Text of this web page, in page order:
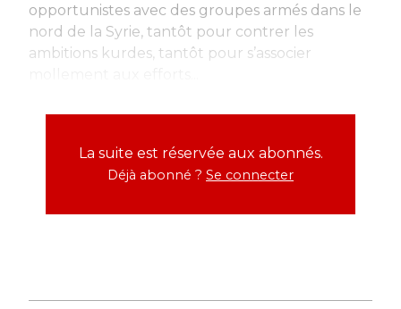
opportunistes avec des groupes armés dans le
nord de la Syrie, tantôt pour contrer les
ambitions kurdes, tantôt pour s’associer
La suite est réservée aux abonnés.
Déjà abonné ? Se connecter